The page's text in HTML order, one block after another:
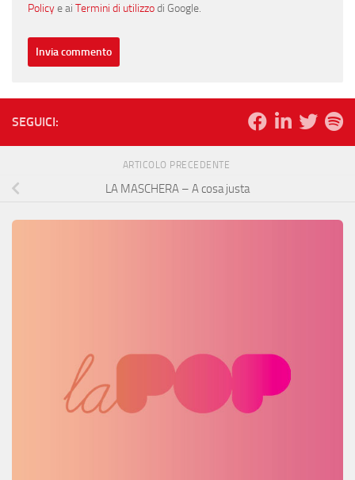
Policye ai Termini di utilizzodi Google.
SEGUICI:
ARTICOLO PRECEDENTE
LA MASCHERA – A cosa justa